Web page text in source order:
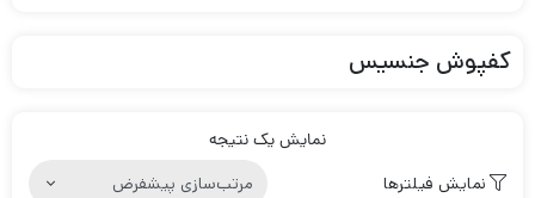
کفپوش جنسیس
نمایش یک نتیجه
نمایش فیلترها